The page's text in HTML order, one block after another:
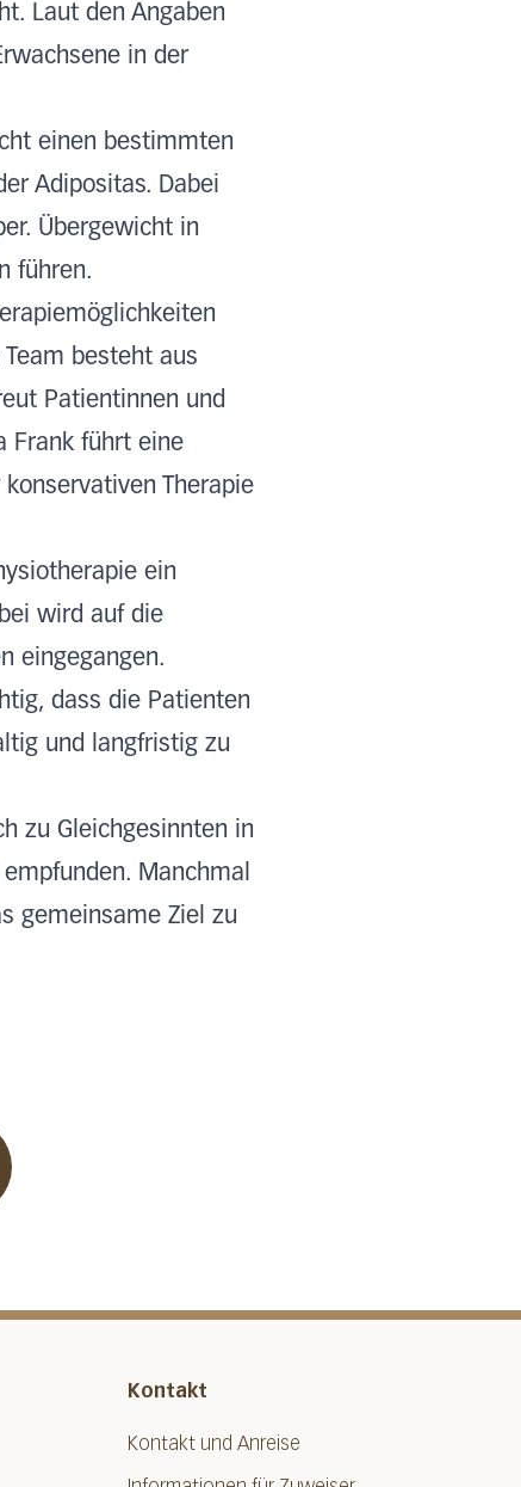
Laut den Angaben
in der
einen bestimmten
Adipositas. Dabei
Übergewicht in
führen.
besteht aus
Patientinnen und
Frank führt eine
Therapie
ein
wird auf die
eingegangen.
dass die Patienten
und langfristig zu
zu Gleichgesinnten in
Manchmal
gemeinsame Ziel zu
Kontakt
Kontakt und Anreise